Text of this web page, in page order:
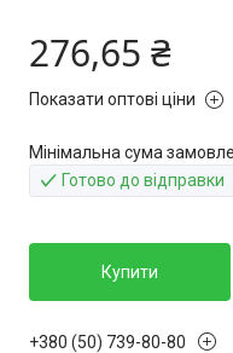
276,65 ₴
Показати оптові ціни
Мінімальна сума
Готово до відправки
Купити
+380 (50) 739-80-80